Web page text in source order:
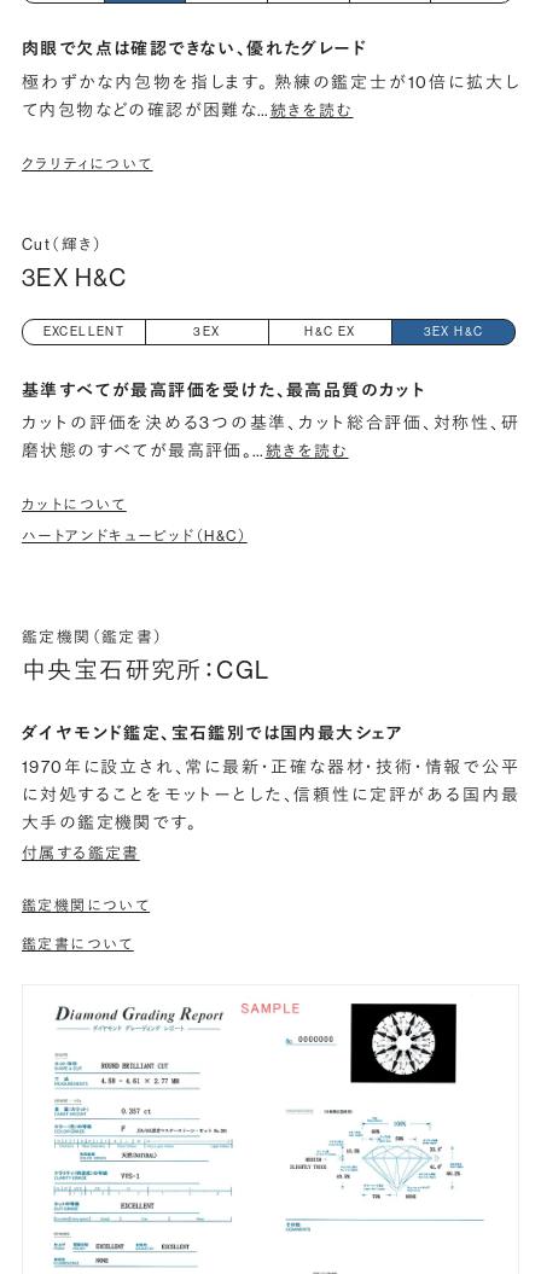
肉眼で欠点は確認できない、優れたグレード
極わずかな内包物を指します。 熟練の鑑定士が10倍に拡大し
て内包物などの確認が困難な…続きを読む
クラリティについて
Cut（輝き）
3EX H&C
EXCELLENT 3EX H&C EX 3EX H&C
基準すべてが最高評価を受けた、最高品質のカット
カットの評価を決める3つの基準、カット総合評価、対称性、研
磨状態のすべてが最高評価。…続きを読む
カットについて
ハートアンドキューピッド（H&C）
鑑定機関（鑑定書）
中央宝石研究所：CGL
ダイヤモンド鑑定、宝石鑑別では国内最大シェア
1970年に設立され、常に最新・正確な器材・技術・情報で公平
に対処することをモットーとした、信頼性に定評がある国内最
大手の鑑定機関です。
付属する鑑定書
鑑定機関について
鑑定書について